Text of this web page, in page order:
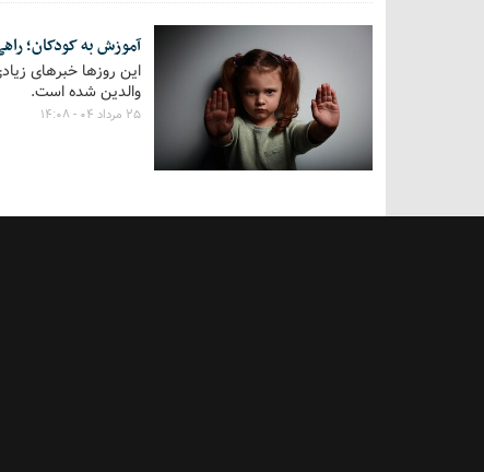
آموزش به کودکان؛
این روزها خبرهای
والدین شده است.
۲۵ مرداد ۰۴ - ۱۴:۰۸